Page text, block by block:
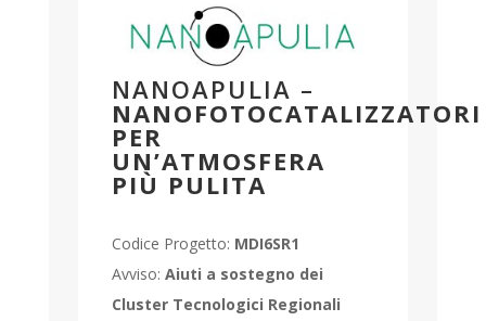
NANOAPULIA –
NANOFOTOCATALIZZATORI
PER
UN’ATMOSFERA
PIÙ PULITA
Codice Progetto: MDI6SR1
Avviso: Aiuti a sostegno dei
Cluster Tecnologici Regionali